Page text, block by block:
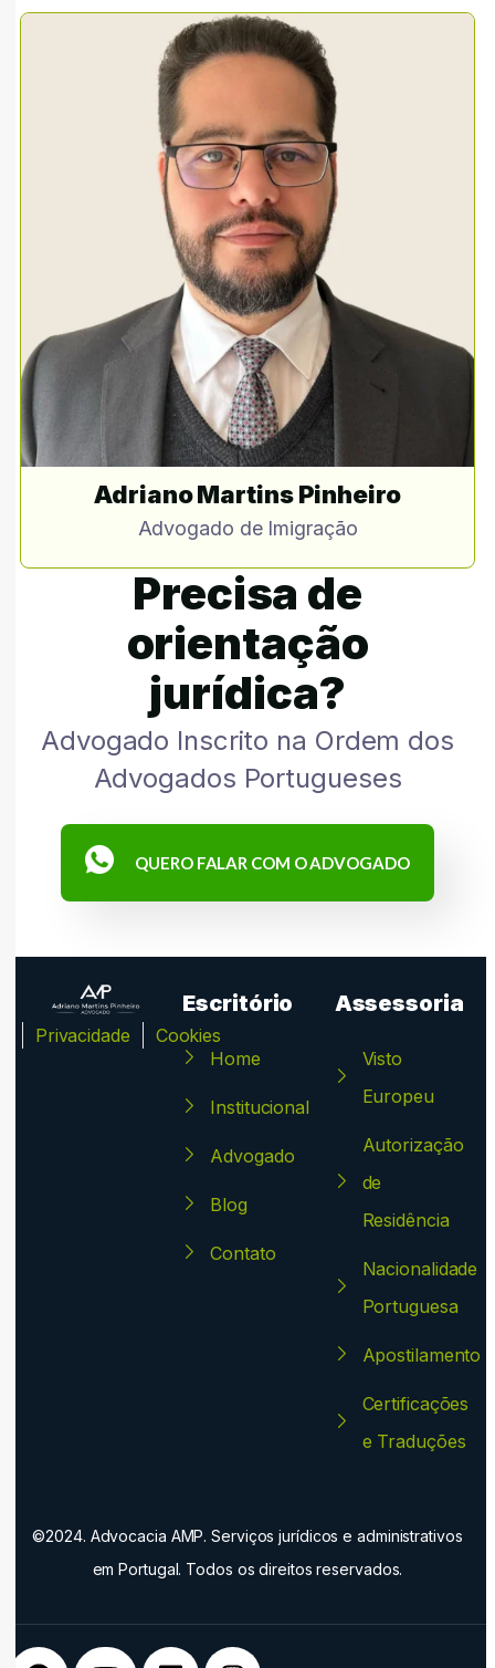
Adriano Martins Pinheiro
Advogado de Imigração
Precisa de
orientação
jurídica?
Advogado Inscrito na Ordem dos
Advogados Portugueses
QUERO FALAR COM O ADVOGADO
Privacidade Cookies
Escritório
Home
Institucional
Advogado
Blog
Contato
Assessoria
Visto
Europeu
Autorização
de
Residência
Nacionalidade
Portuguesa
Apostilamento
Certificações
e Traduções
©2024. Advocacia AMP. Serviços jurídicos e administrativos
em Portugal. Todos os direitos reservados.